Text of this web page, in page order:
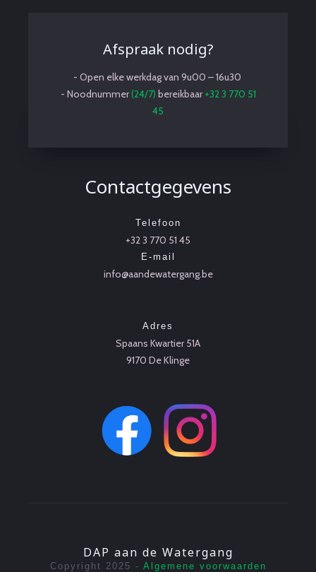
Afspraak nodig?
- Open elke werkdag van 9u00 – 16u30
- Noodnummer(24/7) bereikbaar+32 3 770 51
45
Contactgegevens
Telefoon
+32 3 770 51 45
E-mail
info@aandewatergang.be
Adres
Spaans Kwartier 51A
9170 De Klinge
DAP aan de Watergang
Copyright 2025 - Algemene voorwaarden